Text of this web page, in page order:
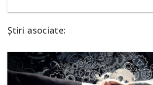
Știri asociate: